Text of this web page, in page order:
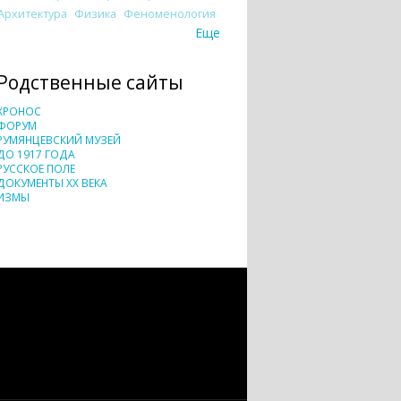
Физика Феноменология
Еще
сайты
МУЗЕЙ
1917 ГОДА
ПОЛЕ
XX ВЕКА